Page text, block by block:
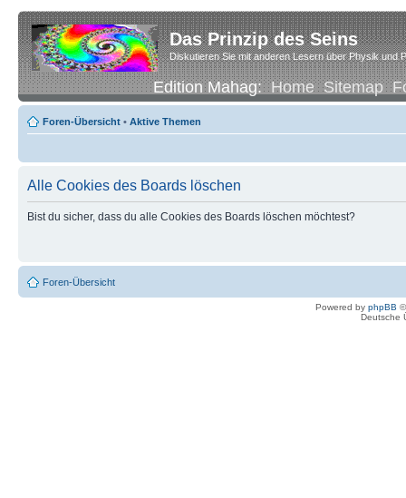
Das Prinzip des Seins
Diskutieren Sie mit anderen Lesern über Physik und
Edition Mahag:Home Sitemap
Foren-Übersicht • Aktive Themen
Alle Cookies des Boards löschen
Bist du sicher, dass du alle Cookies des Boards löschen möchtest?
Foren-Übersicht
Powered by phpBB
Deutsche